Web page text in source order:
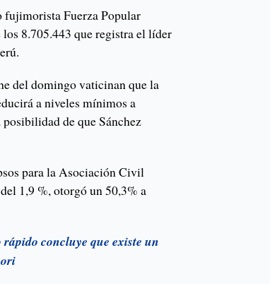
fujimorista Fuerza Popular
8.705.443 que registra el líder
del domingo vaticinan que la
a niveles mínimos a
de que Sánchez
para la Asociación Civil
1,9 %, otorgó un 50,3% a
concluye que existe un